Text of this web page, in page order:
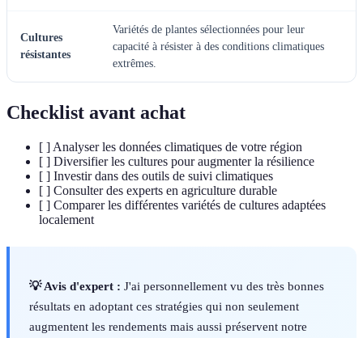
Cultures
résistantes
Variétés de plantes sélectionnées pour leur
capacité à résister à des conditions climatiques
extrêmes.
Checklist avant achat
[ ] Analyser les données climatiques de votre région
[ ] Diversifier les cultures pour augmenter la résilience
[ ] Investir dans des outils de suivi climatiques
[ ] Consulter des experts en agriculture durable
[ ] Comparer les différentes variétés de cultures adaptées
localement
💡 Avis d'expert : J'ai personnellement vu des très bonnes
résultats en adoptant ces stratégies qui non seulement
augmentent les rendements mais aussi préservent notre